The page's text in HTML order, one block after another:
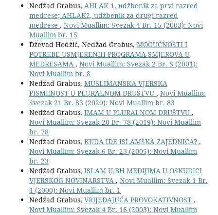
Nedžad Grabus, AHLAK 1, udžbenik za prvi razred
medrese; AHLAK2, udžbenik za drugi razred
medrese , Novi Muallim: Svezak 4 Br. 15 (2003): Novi
Muallim br. 15
Dževad Hodžić, Nedžad Grabus, MOGUĆNOSTI I
POTREBE USMJERENIH PROGRAMA-SMJEROVA U
MEDRESAMA , Novi Muallim: Svezak 2 Br. 8 (2001):
Novi Muallim br. 8
Nedžad Grabus, MUSLIMANSKA VJERSKA
PISMENOST U PLURALNOM DRUŠTVU , Novi Muallim:
Svezak 21 Br. 83 (2020): Novi Muallim br. 83
Nedžad Grabus, IMAM U PLURALNOM DRUŠTVU ,
Novi Muallim: Svezak 20 Br. 78 (2019): Novi Muallim
br. 78
Nedžad Grabus, KUDA IDE ISLAMSKA ZAJEDNICA? ,
Novi Muallim: Svezak 6 Br. 23 (2005): Novi Muallim
br. 23
Nedžad Grabus, ISLAM U BH MEDIJIMA U OSKUDICI
VJERSKOG NOVINARSTVA , Novi Muallim: Svezak 1 Br.
1 (2000): Novi Muallim br. 1
Nedžad Grabus, VRIJEĐAJUĆA PROVOKATIVNOST ,
Novi Muallim: Svezak 4 Br. 16 (2003): Novi Muallim